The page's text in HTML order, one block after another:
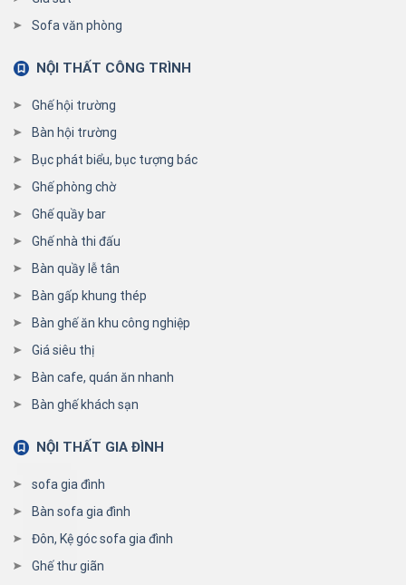
Sofa văn phòng
NỘI THẤT CÔNG TRÌNH
Ghế hội trường
Bàn hội trường
Bục phát biểu, bục tượng bác
Ghế phòng chờ
Ghế quầy bar
Ghế nhà thi đấu
Bàn quầy lễ tân
Bàn gấp khung thép
Bàn ghế ăn khu công nghiệp
Giá siêu thị
Bàn cafe, quán ăn nhanh
Bàn ghế khách sạn
NỘI THẤT GIA ĐÌNH
sofa gia đình
Bàn sofa gia đình
Đôn, Kệ góc sofa gia đình
Ghế thư giãn